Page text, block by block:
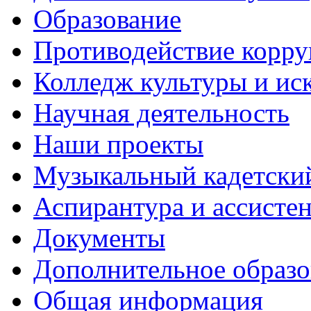
Образование
Противодействие
Колледж культуры и
Научная деятельность
Наши проекты
Музыкальный
Аспирантура и
Документы
Дополнительное
Общая информация